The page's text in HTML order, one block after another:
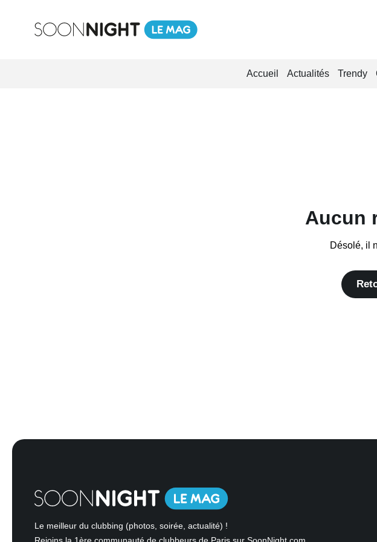
Accueil Actualités Trendy
Aucun
Désolé, il
Le meilleur du clubbing (photos, soirée, actualité) !